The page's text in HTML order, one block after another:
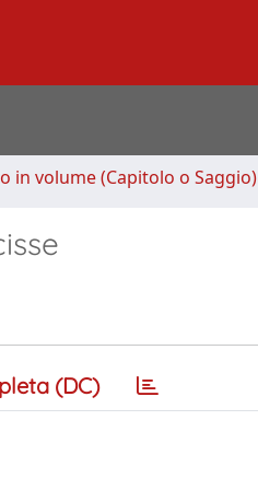
in volume (Capitolo o Saggio)
(DC)